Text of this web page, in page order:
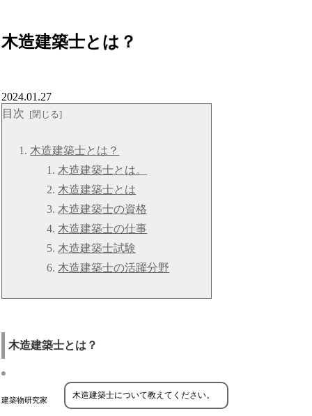
木造建築士とは？
2024.01.27
目次
木造建築士とは？
木造建築士とは。
木造建築士とは
木造建築士の資格
木造建築士の仕事
木造建築士試験
木造建築士の活躍分野
木造建築士とは？
建築物研究家 木造建築士について教えてください。